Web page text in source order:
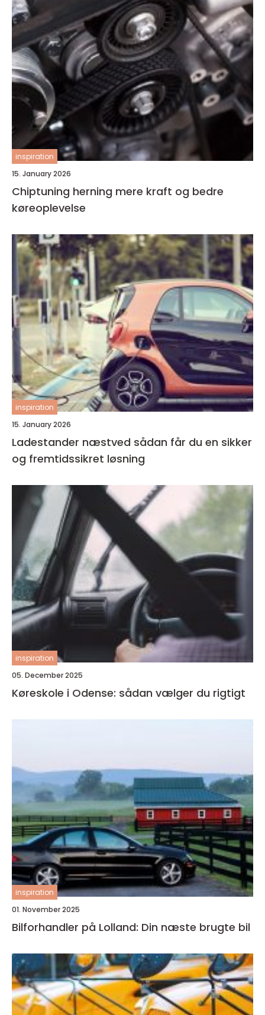
inspiration
15. January 2026
Chiptuning herning mere kraft og bedre
køreoplevelse
inspiration
15. January 2026
Ladestander næstved sådan får du en sikker
og fremtidssikret løsning
inspiration
05. December 2025
Køreskole i Odense: sådan vælger du rigtigt
inspiration
01. November 2025
Bilforhandler på Lolland: Din næste brugte bil